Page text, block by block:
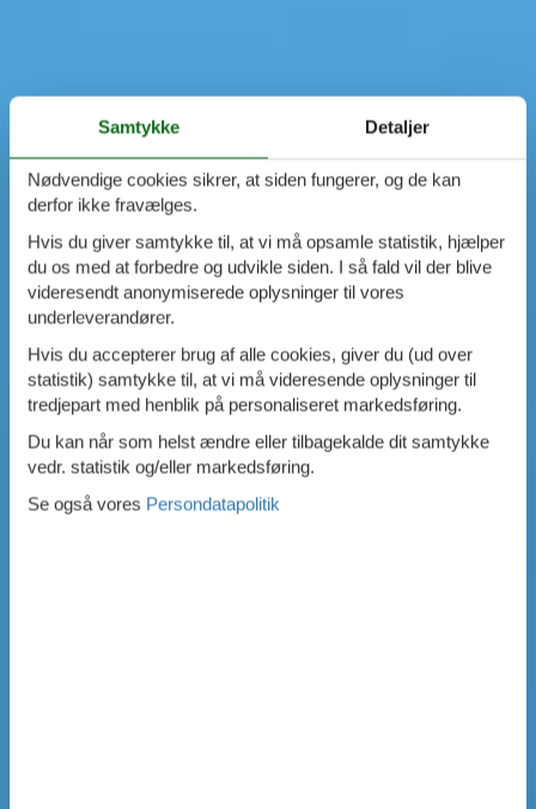
Samtykke Detaljer
Nødvendige cookies sikrer, at siden fungerer, og de kan
derfor ikke fravælges.
Hvis du giver samtykke til, at vi må opsamle statistik, hjælper
du os med at forbedre og udvikle siden. I så fald vil der blive
videresendt anonymiserede oplysninger til vores
underleverandører.
Hvis du accepterer brug af alle cookies, giver du (ud over
statistik) samtykke til, at vi må videresende oplysninger til
tredjepart med henblik på personaliseret markedsføring.
Du kan når som helst ændre eller tilbagekalde dit samtykke
vedr. statistik og/eller markedsføring.
Se også vores Persondatapolitik